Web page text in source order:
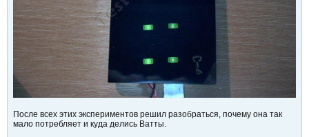
После всех этих экспериментов решил разобраться, почему она так
мало потребляет и куда делись Ватты.